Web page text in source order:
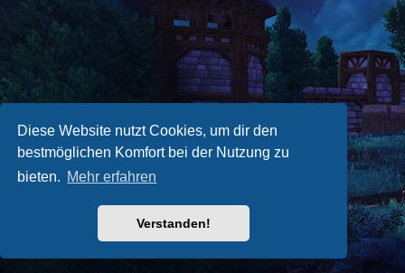
Diese Website nutzt Cookies, um dir den
bestmöglichen Komfort bei der Nutzung zu
bieten. Mehr erfahren
Verstanden!